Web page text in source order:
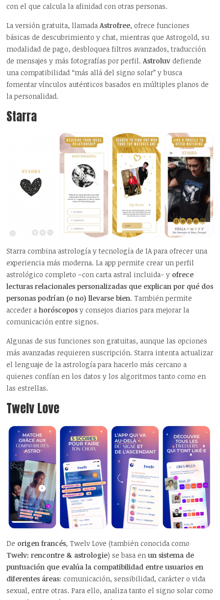
con el que calcula la afinidad con otras personas.
La versión gratuita, llamadaAstrofree, ofrece funciones
básicas de descubrimiento y chat, mientras queAstrogold, su
modalidad de pago, desbloquea filtros avanzados, traducción
de mensajes y más fotografías por perfil.Astroluv defiende
una compatibilidad “más allá del signo solar” y busca
fomentar vínculos auténticos basados en múltiples planos de
la personalidad.
Starra
Starra combina astrología y tecnología de IA para ofrecer una
experiencia más moderna. La app permite crear un perfil
astrológico completo –con carta astral incluida- y ofrece
lecturas relacionales personalizadas que explican por qué dos
personas podrían (o no) llevarse bien. También permite
acceder ahoróscopos y consejos diarios para mejorar la
comunicación entre signos.
Algunas de sus funciones son gratuitas, aunque las opciones
más avanzadas requieren suscripción.Starra intenta actualizar
el lenguaje de la astrología para hacerlo más cercano a
quienes confían en los datos y los algoritmos tanto como en
las estrellas.
TwelvLove
De origen francés,TwelvLove (también conocida como
Twelv:rencontre & astrologie) se basa enun sistema de
puntuación que evalúa la compatibilidad entre usuarios en
diferentes áreas: comunicación, sensibilidad, carácter o vida
sexual, entre otras. Para ello, analiza tanto el signo solar como